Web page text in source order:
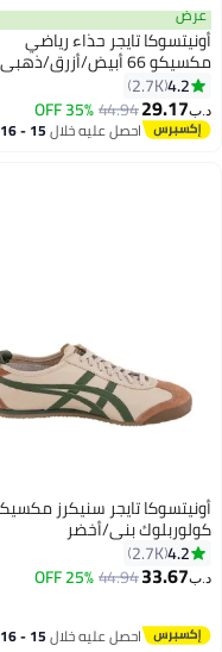
عرض
أونيتسوكا تايجر حذاء رياضي
مكسيكو 66 أبيض/أزرق/ذهبي
4.2
2.7K
د.ب‏29.17
44.94
35% OFF
احصل عليه خلال 15 - 16
كولوربلوك بني/أخضر
4.2
2.7K
د.ب‏33.67
44.94
25% OFF
احصل عليه خلال 15 - 16